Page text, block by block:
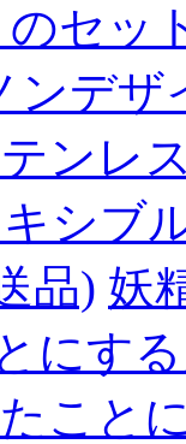
セッ
ンデザ
ンレ
シブ
品) 妖
にす
こと